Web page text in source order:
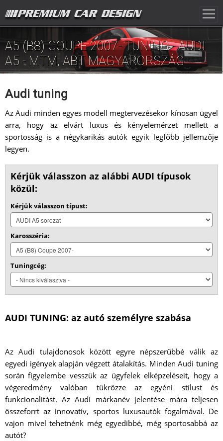
A5 (B8) COUPE 2007- TUNING - AUDI
A5 - MTM, ABT MAGYARORSZÁG
Audi tuning
Az Audi minden egyes modell megtervezésekor kínosan ügyel
arra, hogy az elvárt luxus és kényelemérzet mellett a
sportosság is a négykarikás autók egyik legfőbb jellemzője
legyen.
Kérjük válasszon az alábbi AUDI típusok
közül:
Kérjük válasszon típust:
Karosszéria:
Tuningcég:
AUDI TUNING: az autó személyre szabása
Az Audi tulajdonosok között egyre népszerűbbé válik az
egyedi igények alapján végzett átalakítás. Minden Audi tuning
során figyelembe vesszük az ügyfelek elképzeléseit, hogy a
végeredmény valóban tükrözze az egyéni stílust és
funkcionalitást. Az Audi márkanév jelentése mára teljesen
összeforrt az innovatív, sportos luxusautók fogalmával. De
vajon mivel tehetnénk még egyedibbé, még sportosabbá az
autót?